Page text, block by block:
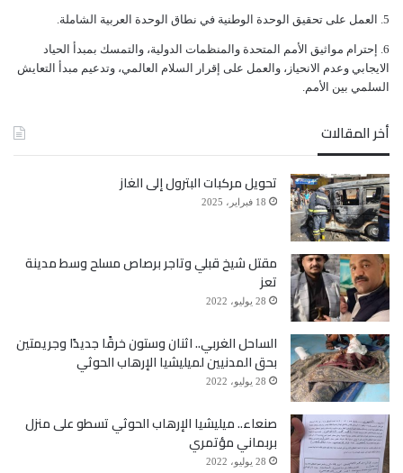
ﺍﻟﻌﻤﻞ ﻋﻠﻰ ﺗﺤﻘﻴﻖ ﺍﻟﻮﺣﺪﺓ ﺍﻟﻮﻃﻨﻴﺔ ﻓﻲ ﻧﻄﺎﻕ ﺍﻟﻮﺣﺪﺓ ﺍﻟﻌﺮﺑﻴﺔ ﺍﻟﺸﺎﻣﻠﺔ.
ﺇﺣﺘﺮﺍﻡ ﻣﻮﺍﺛﻴﻖ الأﻣﻢ ﺍﻟﻤﺘﺤﺪﺓ ﻭﺍﻟﻤﻨﻈﻤﺎﺕ ﺍﻟﺪﻭﻟﻴﺔ، ﻭﺍﻟﺘﻤﺴﻚ ﺑﻤﺒﺪﺃ ﺍﻟﺤﻴﺎﺩ
ﺍﻻﻳﺠﺎﺑﻲ ﻭﻋﺪﻡ ﺍﻻﻧﺤﻴﺎﺯ، ﻭﺍﻟﻌﻤﻞ ﻋﻠﻰ ﺇﻗﺮﺍﺭ ﺍﻟﺴﻼﻡ ﺍﻟﻌﺎﻟﻤﻲ، ﻭﺗﺪﻋﻴﻢ ﻣﺒﺪﺃ ﺍﻟﺘﻌﺎﻳﺶ
ﺍﻟﺴﻠﻤﻲ ﺑﻴﻦ ﺍﻷﻣﻢ.
أخر المقالات
تحويل مركبات البترول إلى الغاز
18 فبراير، 2025
مقتل شيخ قبلي وتاجر برصاص مسلح وسط مدينة
تعز
28 يوليو، 2022
الساحل الغربي.. اثنان وستون خرقًا جديدًا وجريمتين
بحق المدنيين لميليشيا الإرهاب الحوثي
28 يوليو، 2022
صنعاء.. ميليشيا الإرهاب الحوثي تسطو على منزل
بربماني مؤتمري
28 يوليو، 2022